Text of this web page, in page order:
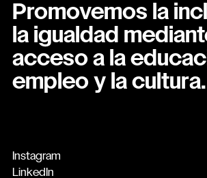
Promovemos la
la igualdad
acceso a la
empleo y la cultura.
Instagram
LinkedIn